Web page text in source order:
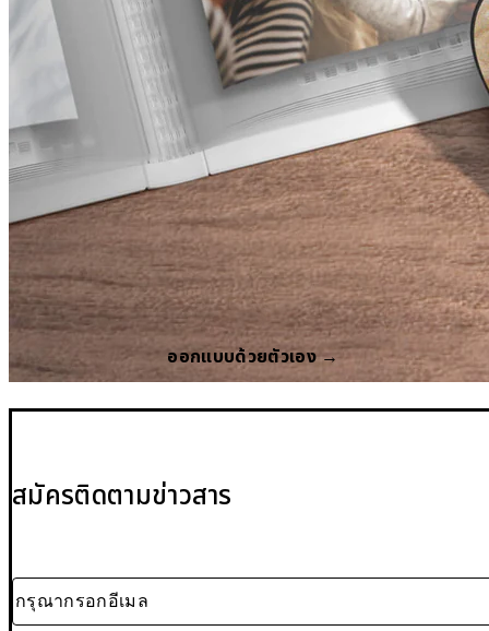
ออกแบบด้วยตัวเอง →
สมัครติดตามข่าวสาร
กรุณากรอกอีเมล